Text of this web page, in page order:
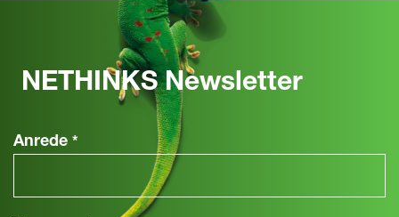
NETHINKS Newsletter
Anrede *